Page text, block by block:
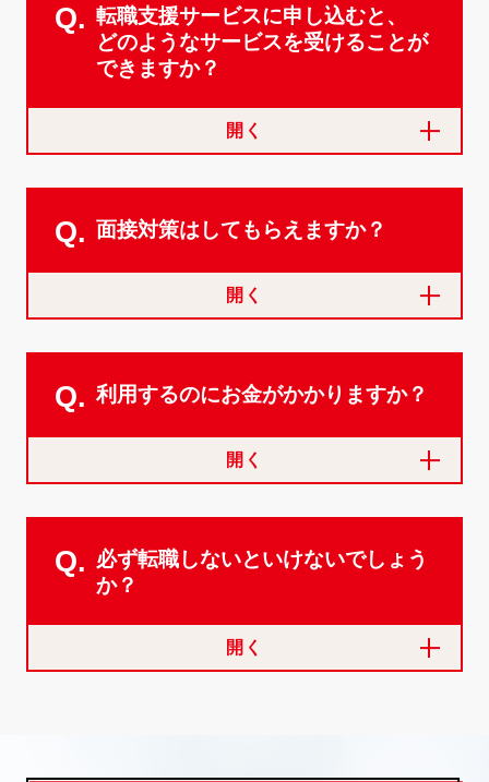
Q. 転職支援サービスに申し込むと、
どのようなサービスを受けることが
できますか？
開く
Q. 面接対策はしてもらえますか？
開く
Q. 利用するのにお金がかかりますか？
開く
Q. 必ず転職しないといけないでしょう
か？
開く